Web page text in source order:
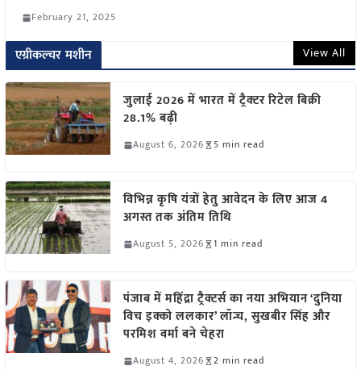
February 21, 2025
एग्रीकल्चर मशीन View All
जुलाई 2026 में भारत में ट्रैक्टर रिटेल बिक्री
28.1% बढ़ी
August 6, 2026 5 min read
विभिन्न कृषि यंत्रों हेतु आवेदन के लिए आज 4
अगस्त तक अंतिम तिथि
August 5, 2026 1 min read
पंजाब में महिंद्रा ट्रैक्टर्स का नया अभियान ‘दुनिया
विच इक्को ललकार’ लॉन्च, सुखबीर सिंह और
परमिश वर्मा बने चेहरा
August 4, 2026 2 min read